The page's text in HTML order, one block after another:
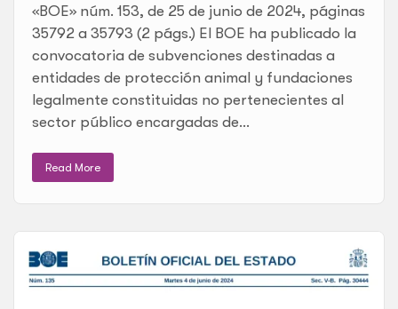
«BOE» núm. 153, de 25 de junio de 2024, páginas
35792 a 35793 (2 págs.) El BOE ha publicado la
convocatoria de subvenciones destinadas a
entidades de protección animal y fundaciones
legalmente constituidas no pertenecientes al
sector público encargadas de...
Read More